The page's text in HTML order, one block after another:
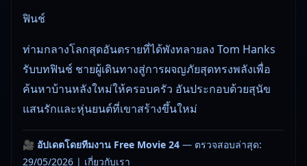
ฟินช์
ท่ามกลางโลกสุดอันตรายที่ได้พังทลายลง Tom Hanks
รับบทฟินช์ ชายผู้เดินทางสู่การผจญภัยสุดทรงพลังเพื่อ
ค้นหาบ้านหลังใหม่ให้ครอบครัว อันประกอบด้วยสุนัข
แสนรักและหุ่นยนต์ที่เขาสร้างขึ้นใหม่
🎥 อัปเดตโดยทีมงาน Free Movie 24 — ตรวจสอบล่าสุด:
29/05/2026 | เกี่ยวกับเรา